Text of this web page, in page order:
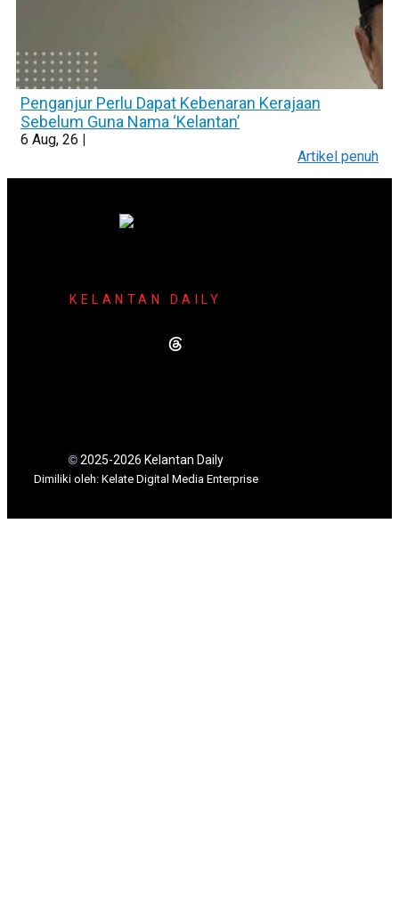
Penganjur Perlu Dapat Kebenaran Kerajaan
Sebelum Guna Nama ‘Kelantan’
6 Aug, 26 |
Artikel penuh
KELANTAN DAILY
©2025-2026 Kelantan Daily
Dimiliki oleh: Kelate Digital Media Enterprise